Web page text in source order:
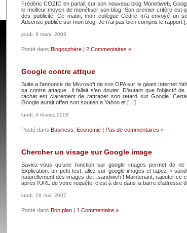
Frédéric COZIC en parlait sur son nouveau blog Monetiweb,
le meilleur moyen de monétiser son blog. Son premier critère est
des publicité. Ce matin, mon collègue Cédric m’a envoyé un
Adsense publiée sur mon blog: Je n’ai pas bien compris le rapport
jeudi, 6 mars, 2008
Posté dans Blogosphère | 2 Commentaires »
Google contre attque
Suite a l’annonce de Microsoft de son OPA sur le géant Internet
sa contre attaque…il fallait s’en douter. D’autant que l’objectif
rachat est clairement de rattraper son retard sur Google.
Google aurait offert son soutien a Yahoo et […]
lundi, 4 février, 2008
Posté dans Business Economie | Pas de commentaires »
Chercher un visage sur Google image
Saviez-vous qu’une fonction sur google images permet de
Explication: un petit test, allez sur google images et tapez «
naturellement des images de…sandwich ! Maintenant, rajouter ce
après l’URL de votre requête, c’est à dire dans la barre
lundi, 28 mai, 2007
Posté dans Bon plan | 1 Commentaire »